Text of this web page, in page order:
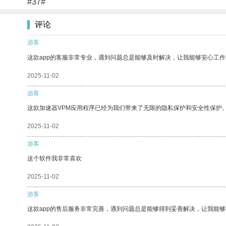
#37#
评论
游客
这款app的客服非常专业，遇到问题总是能够及时解决，让我能够安心工作
2025-11-02
游客
这款加速器VPM应用程序已经为我们带来了无限的隐私保护和安全性保护。
2025-11-02
游客
这个软件我非常喜欢
2025-11-02
游客
这款app的售后服务非常完善，遇到问题总是能够得到妥善解决，让我能够